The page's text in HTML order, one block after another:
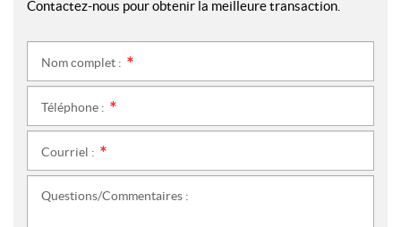
Contactez-nous pour obtenir la meilleure transaction.
Nom complet :
Téléphone :
Courriel :
Questions/Commentaires :